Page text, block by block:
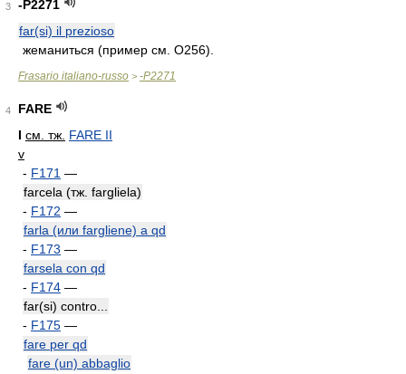
3
-P2271
far(si) il prezioso
жеманиться (пример см. O256).
Frasario italiano-russo > -P2271
4
FARE
I см. тж. FARE II
v
- F171 —
farcela (тж. fargliela)
- F172 —
farla (или fargliene) a qd
- F173 —
farsela con qd
- F174 —
far(si) contro...
- F175 —
fare per qd
fare (un) abbaglio